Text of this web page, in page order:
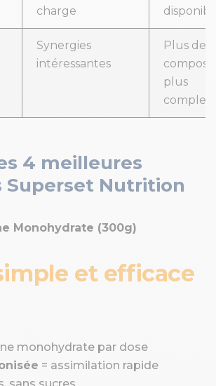
charge
Synergies
intéressantes
Plus de
plus
4 meilleures
Superset Nutrition
Monohydrate (300g)
et efficace
monohydrate par dose
= assimilation rapide